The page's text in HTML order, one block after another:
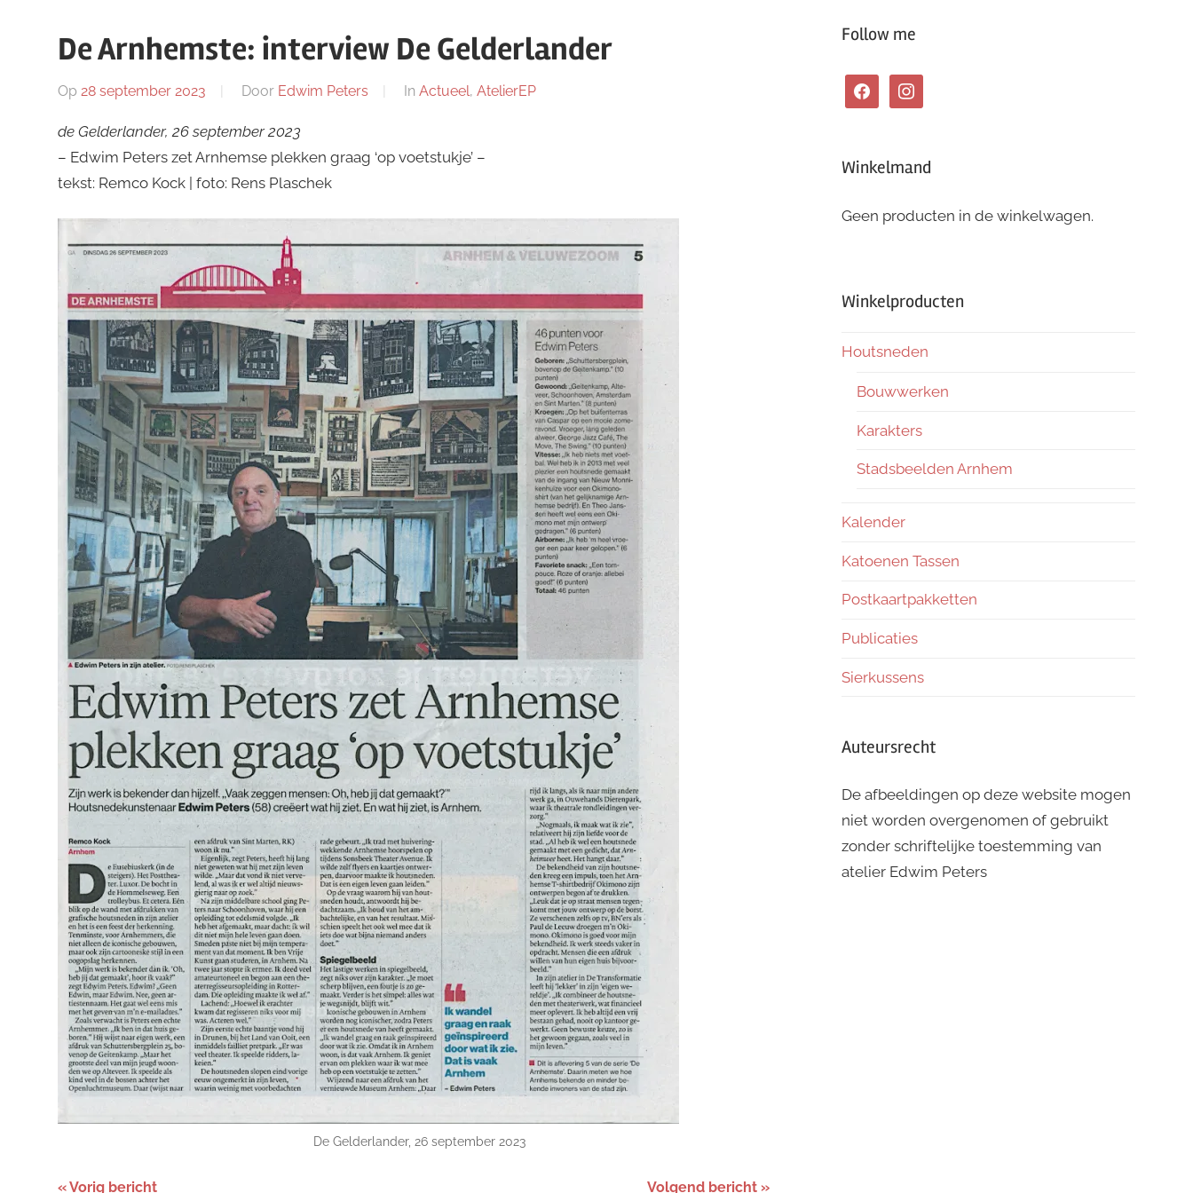
De Arnhemste: interview De Gelderlander
Op 28 september 2023 Door Edwim Peters In Actueel, AtelierEP
de Gelderlander, 26 september 2023
– Edwim Peters zet Arnhemse plekken graag ‘op voetstukje’ –
tekst: Remco Kock | foto: Rens Plaschek
De Gelderlander, 26 september 2023
Vorig bericht Volgend bericht
Follow me
facebookinstagram
Winkelmand
Geen producten in de winkelwagen.
Winkelproducten
Houtsneden
Bouwwerken
Karakters
Stadsbeelden Arnhem
Kalender
Katoenen Tassen
Postkaartpakketten
Publicaties
Sierkussens
Auteursrecht
De afbeeldingen op deze website mogen
niet worden overgenomen of gebruikt
zonder schriftelijke toestemming van
atelier Edwim Peters